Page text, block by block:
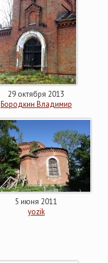
29 октября 2013
Бородкин Владимир
5 июня 2011
yozik